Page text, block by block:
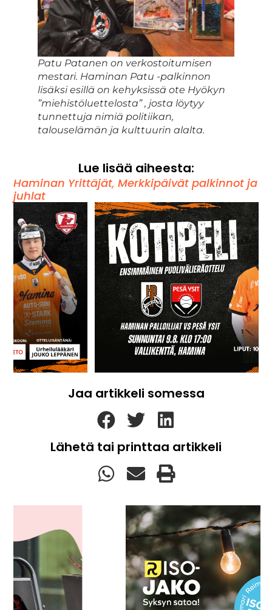
Patu Patanen on verkostoitumisen
mestari. Haminan Patu -palkinnon
lisäksi esillä on kehyksissä ote Hyökyn
”miehistöluettelosta” , josta löytyy
tunnettuja nimiä politiikan,
talouselämän ja kulttuurin alalta.
Lue lisää aiheesta:
Haminan Yrittäjät,Merkkipäivät palkinnot ja
juhlat
Jaa artikkeli somessa
Lähetä tai printtaa artikkeli